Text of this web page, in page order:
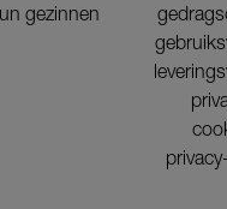
gezinnen